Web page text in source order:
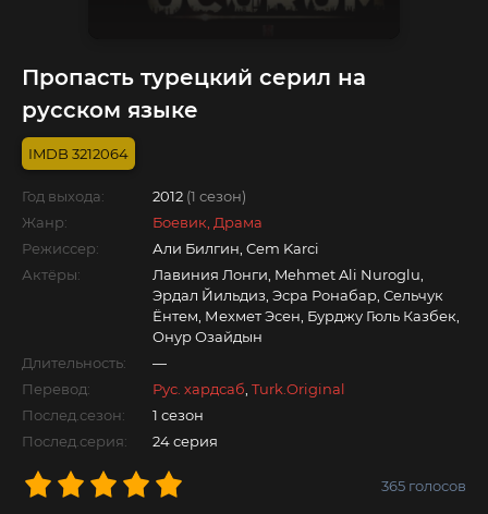
Пропасть турецкий серил на
русском языке
3212064
Год выхода: 2012 (1 сезон)
Жанр:
Боевик, Драма
Режиссер:
Али Билгин, Cem Karci
Актёры:
Лавиния Лонги, Mehmet Ali Nuroglu,
Эрдал Йильдиз, Эсра Ронабар, Сельчук
Ёнтем, Мехмет Эсен, Бурджу Гюль Казбек,
Онур Озайдын
Длительность:
—
Перевод:
Рус. хардсаб Turk.Original
Послед.сезон:
1 сезон
Послед.серия:
24 серия
365 голосов